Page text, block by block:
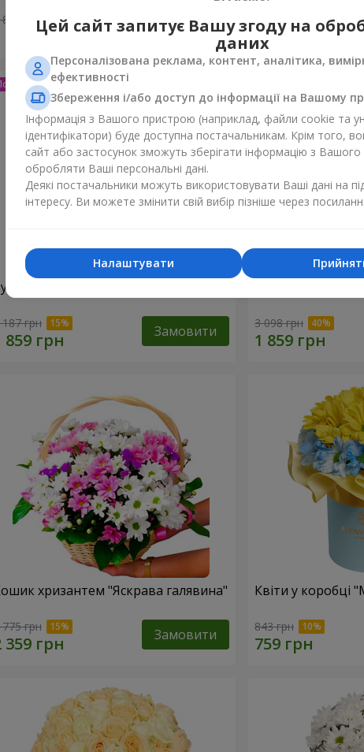
грн Замовити 1 732 грн
"Дотик кохання" + Raffaello
грн Замовити 3 098 грн
хризантем "Яскрава галявина"
грн Замовити
Квіти у коробці
843 грн
Цей сайт запитує Вашу згоду на
даних
Персоналізована реклама, контент, аналітика,
ефективності
Збереження і/або доступ до інформації на Вашому
Інформація з Вашого пристрою (наприклад, файли cookie та
ідентифікатори) буде доступна постачальникам. Крім того,
сайт або застосунок зможуть зберігати інформацію з
обробляти Ваші персональні дані.
Деякі постачальники можуть використовувати Ваші дані на
інтересу. Ви можете змінити свій вибір пізніше через
Налаштувати